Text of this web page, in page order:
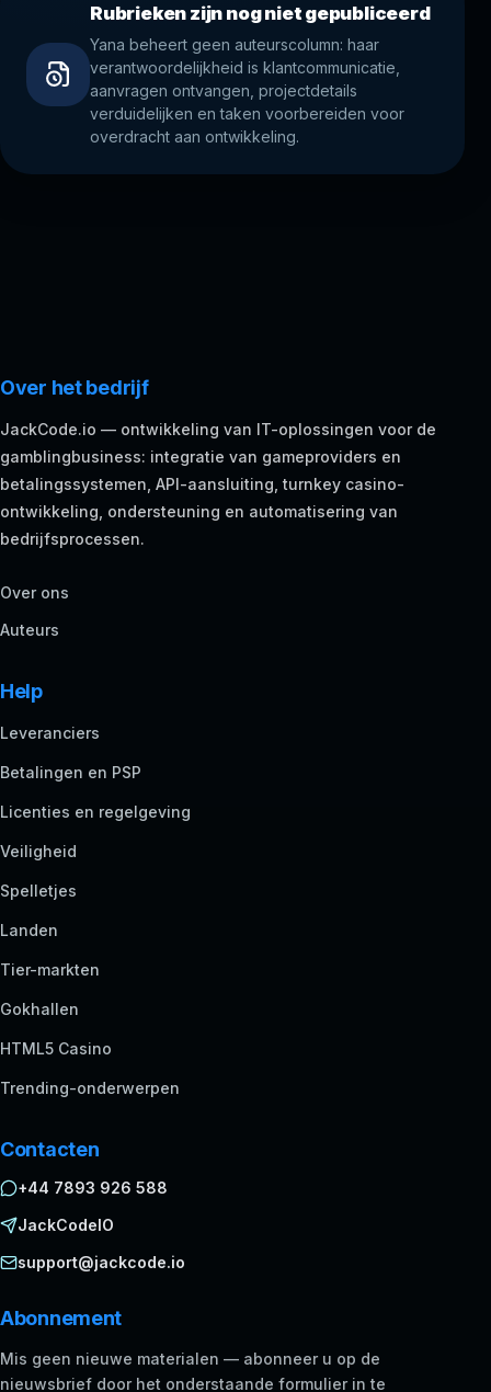
Rubrieken zijn nog niet gepubliceerd
Yana beheert geen auteurscolumn: haar
verantwoordelijkheid is klantcommunicatie,
aanvragen ontvangen, projectdetails
verduidelijken en taken voorbereiden voor
overdracht aan ontwikkeling.
Over het bedrijf
JackCode.io — ontwikkeling van IT-oplossingen voor de
gamblingbusiness: integratie van gameproviders en
betalingssystemen, API-aansluiting, turnkey casino-
ontwikkeling, ondersteuning en automatisering van
bedrijfsprocessen.
Over ons
Auteurs
Help
Leveranciers
Betalingen en PSP
Licenties en regelgeving
Veiligheid
Spelletjes
Landen
Tier-markten
Gokhallen
HTML5 Casino
Trending-onderwerpen
Contacten
+44 7893 926 588
JackCodeIO
support@jackcode.io
Abonnement
Mis geen nieuwe materialen — abonneer u op de
nieuwsbrief door het onderstaande formulier in te